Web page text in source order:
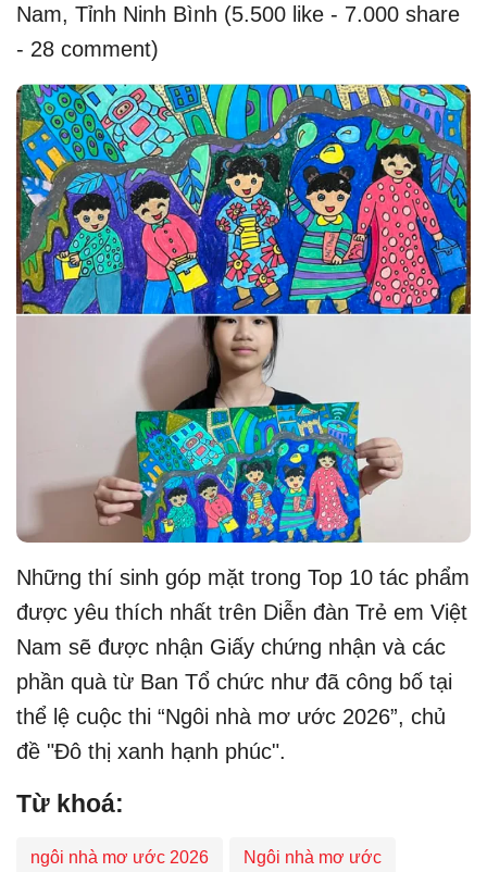
Nam, Tỉnh Ninh Bình (5.500 like - 7.000 share
- 28 comment)
Những thí sinh góp mặt trong Top 10 tác phẩm
được yêu thích nhất trên Diễn đàn Trẻ em Việt
Nam sẽ được nhận Giấy chứng nhận và các
phần quà từ Ban Tổ chức như đã công bố tại
thể lệ cuộc thi “Ngôi nhà mơ ước 2026”, chủ
đề "Đô thị xanh hạnh phúc".
Từ khoá:
ngôi nhà mơ ước 2026 Ngôi nhà mơ ước